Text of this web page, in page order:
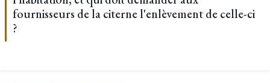
fournisseurs de la citerne l'enlèvement de celle-ci
?